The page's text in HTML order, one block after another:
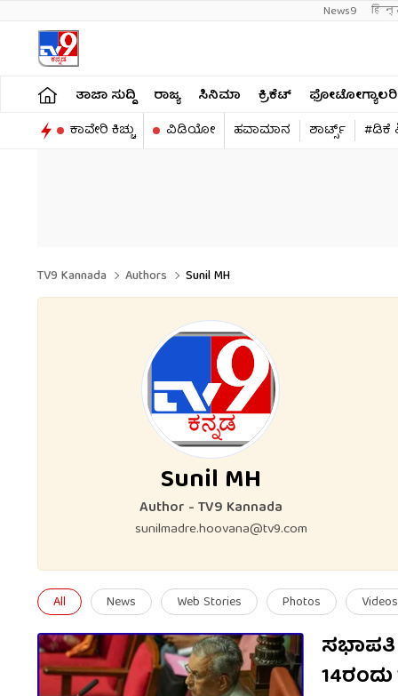
News9
ತಾಜಾ ಸುದ್ದಿ ರಾಜ್ಯ ಸಿನಿಮಾ ಕ್ರಿಕೆಟ್​ ಫೋಟೋಗ್ಯಾಲರಿ
ಕಾವೇರಿ ಕಿಚ್ಚು
ವಿಡಿಯೋ ಹವಾಮಾನ ಶಾರ್ಟ್ಸ್​ #ಡಿಕೆ
TV9 Kannada Authors Sunil MH
Sunil MH
Author - TV9 Kannada
sunilmadre.hoovana@tv9.com
All News Web Stories Photos Videos